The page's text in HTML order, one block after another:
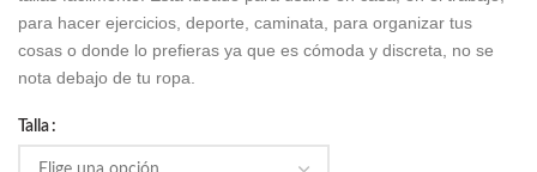
S/61.99
hasta
S/67.99
para hacer ejercicios, deporte, caminata, para organizar tus
cosas o donde lo prefieras ya que es cómoda y discreta, no se
nota debajo de tu ropa.
Talla